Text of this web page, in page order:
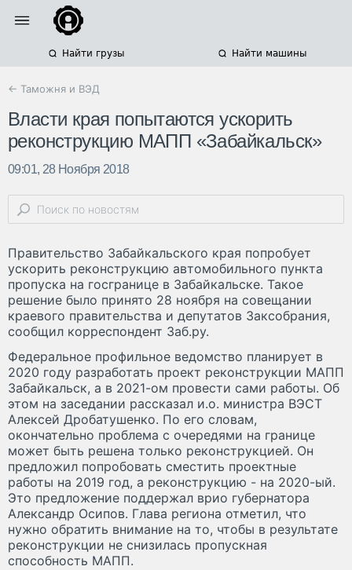
Найти грузы Найти машины
← Таможня и ВЭД
Власти края попытаются ускорить
реконструкцию МАПП «Забайкальск»
09:01, 28 Ноября 2018
Правительство Забайкальского края попробует
ускорить реконструкцию автомобильного пункта
пропуска на госгранице в Забайкальске. Такое
решение было принято 28 ноября на совещании
краевого правительства и депутатов Заксобрания,
сообщил корреспондент Заб.ру.
Федеральное профильное ведомство планирует в
2020 году разработать проект реконструкции МАПП
Забайкальск, а в 2021-ом провести сами работы. Об
этом на заседании рассказал и.о. министра ВЭСТ
Алексей Дробатушенко. По его словам,
окончательно проблема с очередями на границе
может быть решена только реконструкцией. Он
предложил попробовать сместить проектные
работы на 2019 год, а реконструкцию - на 2020-ый.
Это предложение поддержал врио губернатора
Александр Осипов. Глава региона отметил, что
нужно обратить внимание на то, чтобы в результате
реконструкции не снизилась пропускная
способность МАПП.